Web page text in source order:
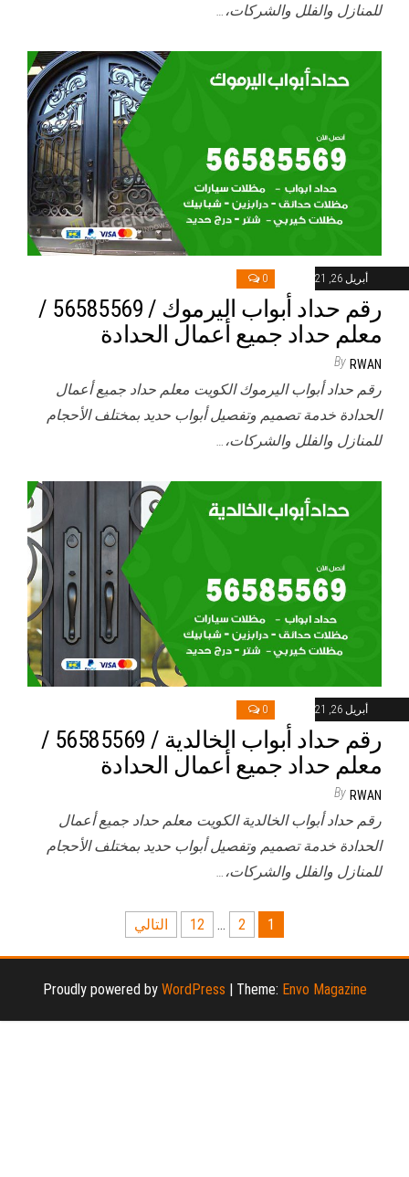
للمنازل والفلل والشركات،…
أبريل 26, 2021 0
رقم حداد أبواب اليرموك / 56585569 /
معلم حداد جميع أعمال الحدادة
By RWAN
رقم حداد أبواب اليرموك الكويت معلم حداد جميع أعمال
الحدادة خدمة تصميم وتفصيل أبواب حديد بمختلف الأحجام
للمنازل والفلل والشركات،…
أبريل 26, 2021 0
رقم حداد أبواب الخالدية / 56585569 /
معلم حداد جميع أعمال الحدادة
By RWAN
رقم حداد أبواب الخالدية الكويت معلم حداد جميع أعمال
الحدادة خدمة تصميم وتفصيل أبواب حديد بمختلف الأحجام
للمنازل والفلل والشركات،…
صفحات
المقالات
1
2
…
12 التالي
Proudly powered by WordPress | Theme: Envo Magazine